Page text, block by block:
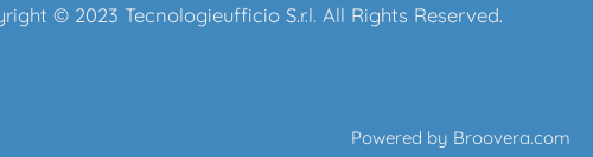
© 2023 Tecnologieufficio S.r.l. All Rights Reserved.
Powered by Broovera.com